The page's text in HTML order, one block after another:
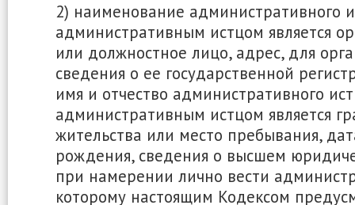
2) наименование административного
административным истцом является
или должностное лицо, адрес, для
сведения о ее государственной
имя и отчество административного
административным истцом является
жительства или место пребывания,
рождения, сведения о высшем
при намерении лично вести
которому настоящим Кодексом